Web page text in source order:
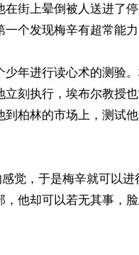
街上晕倒被人送进了
个发现梅辛有超常能力
年进行读心术的测验
刻执行，埃布尔教授
柏林的市场上，测试
觉，于是梅辛就可以进
他却可以若无其事，